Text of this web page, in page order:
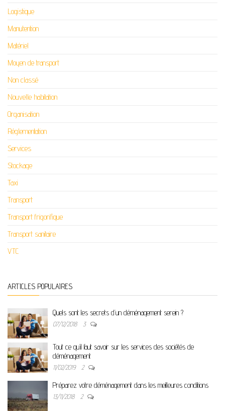
Logistique
Manutention
Matériel
Moyen de transport
Non classé
Nouvelle habitation
Organisation
Réglementation
Services
Stockage
Taxi
Transport
Transport frigorifique
Transport sanitaire
VTC
ARTICLES POPULAIRES
Quels sont les secrets d’un déménagement serein ?
07/12/2018 3
Tout ce qu’il faut savoir sur les services des sociétés de
déménagement
11/02/2019 2
Préparez votre déménagement dans les meilleures conditions
13/11/2018 2